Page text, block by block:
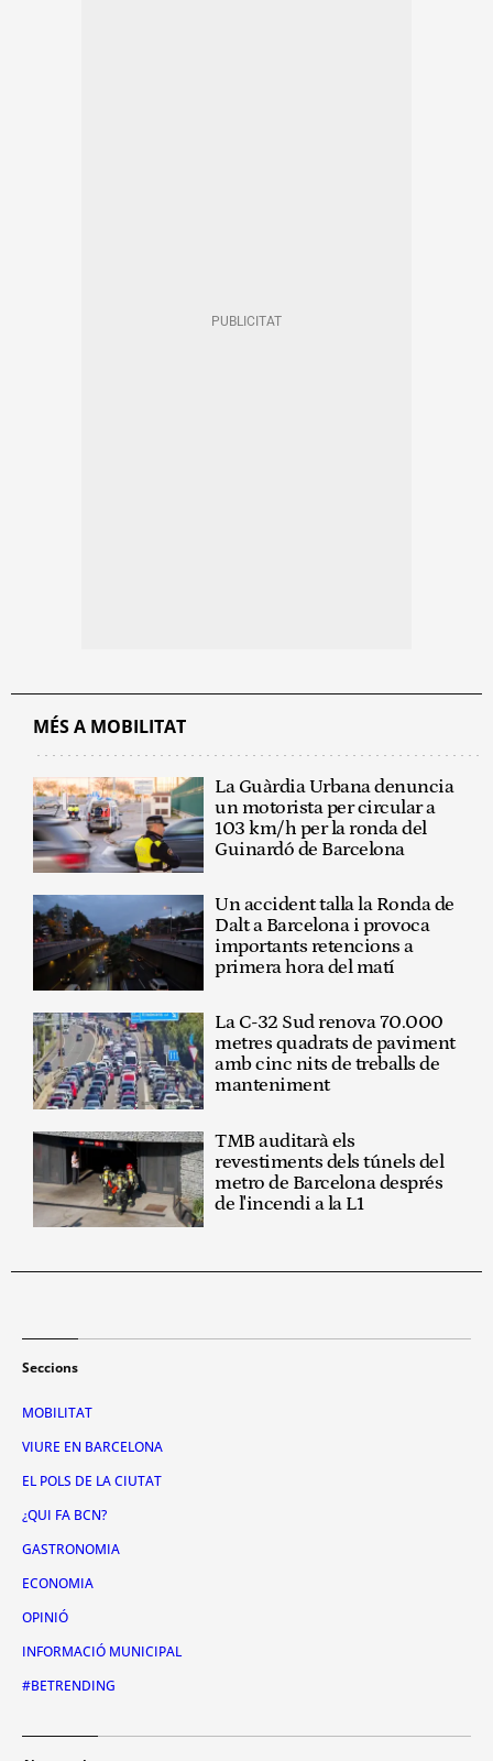
MÉS A MOBILITAT
La Guàrdia Urbana denuncia
un motorista per circular a
103 km/h per la ronda del
Guinardó de Barcelona
Un accident talla la Ronda de
Dalt a Barcelona i provoca
importants retencions a
primera hora del matí
La C-32 Sud renova 70.000
metres quadrats de paviment
amb cinc nits de treballs de
manteniment
TMB auditarà els
revestiments dels túnels del
metro de Barcelona després
de l'incendi a la L1
Seccions
MOBILITAT
VIURE EN BARCELONA
EL POLS DE LA CIUTAT
¿QUI FA BCN?
GASTRONOMIA
ECONOMIA
OPINIÓ
INFORMACIÓ MUNICIPAL
#BETRENDING